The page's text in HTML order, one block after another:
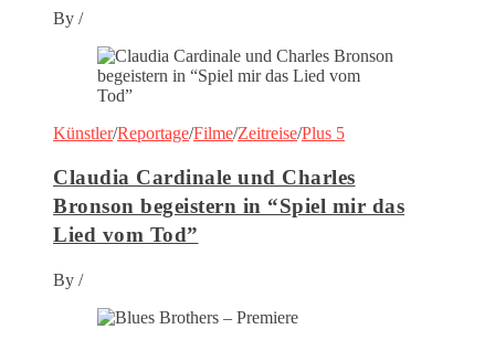
By /
Künstler/Reportage/Filme/Zeitreise/Plus 5
Claudia Cardinale und Charles
Bronson begeistern in “Spiel mir das
Lied vom Tod”
By /